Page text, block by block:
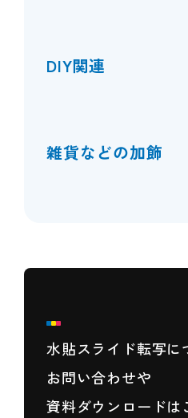
DIY関連
雑貨などの加飾
水貼スライド転写に
お問い合わせや
資料ダウンロードは